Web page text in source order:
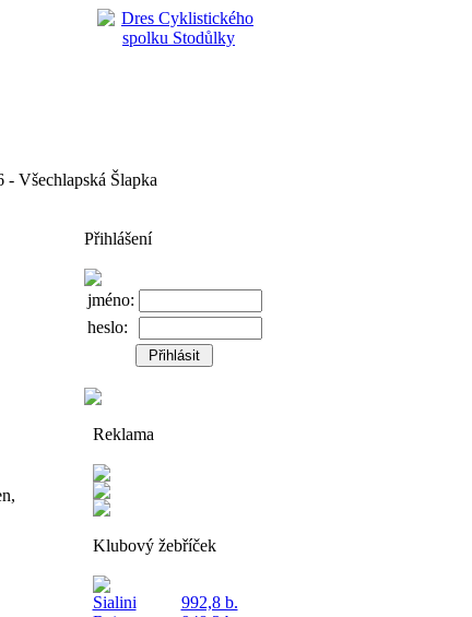
Šlapka
Přihlášení
jméno:
heslo:
Reklama
Klubový žebříček
Sialini
992,8 b.